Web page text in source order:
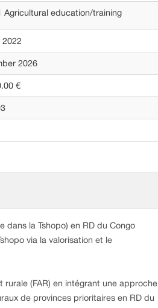
Agricultural education/training
2026
€
dans la Tshopo) en RD du Congo
via la valorisation et le
(FAR) en intégrant une approche
de provinces prioritaires en RD du